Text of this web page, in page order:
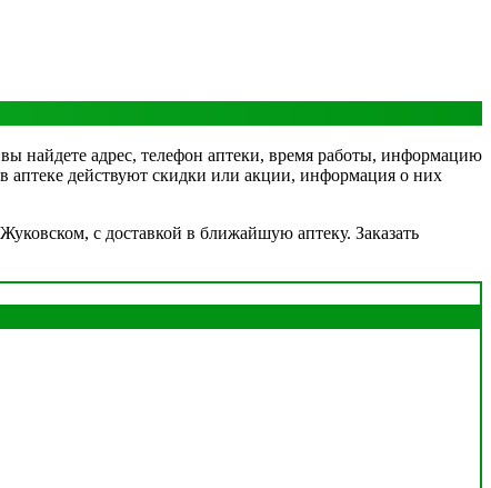
найдете адрес, телефон аптеки, время работы, информацию
аптеке действуют скидки или акции, информация о них
с доставкой в ближайшую аптеку. Заказать